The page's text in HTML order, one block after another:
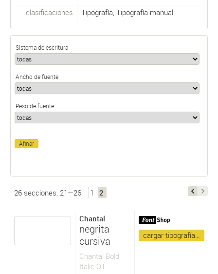
clasificaciones Tipografía, Tipografía manual
Sistema de escritura
Ancho de fuente
Peso de fuente
26 secciones, 21—26: 1 2
Chantal
negrita
cursiva
Chantal Bold
Italic OT
cargar tipografía…